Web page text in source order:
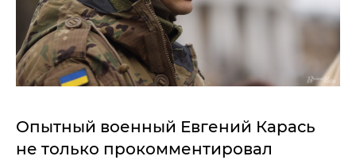
Опытный военный Евгений Карась
не только прокомментировал